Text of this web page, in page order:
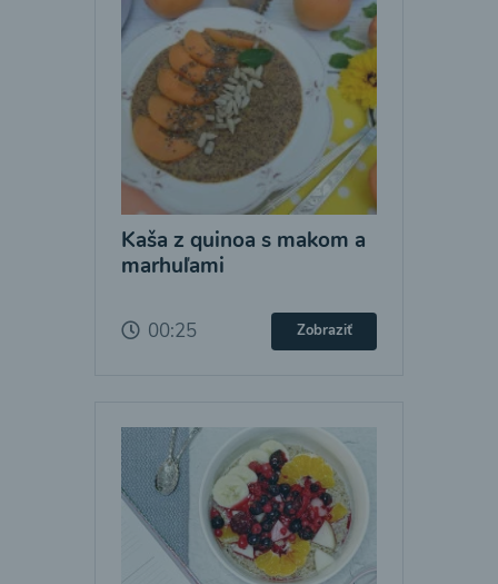
Kaša z quinoa s makom a
marhuľami
00:25 Zobraziť